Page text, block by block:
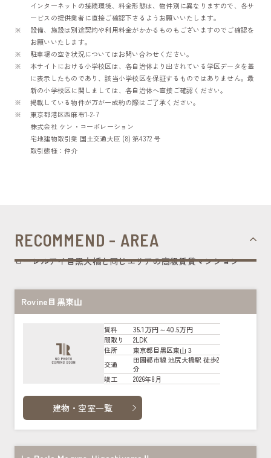
インターネットの接続環境、料金形態は、物件別に異なりますので、各サ
ービスの提供業者に直接ご確認下さるようお願いいたします。
設備、施設は別途契約や利用料金がかかるものもございますのでご確認を
お願いいたします。
駐車場の空き状況についてはお問い合わせください。
本サイトにおける小学校区は、各自治体より出されている学区データを基
に表示したものであり、該当小学校区を保証するものではありません。最
新の小学校区に関しましては、各自治体へ直接ご確認ください。
掲載している物件が万が一成約の際はご了承ください。
東京都港区西麻布1-2-7
株式会社 ケン・コーポレーション
宅地建物取引業 国土交通大臣 (8) 第4372 号
取引態様：仲介
RECOMMEND - AREA
ローレルアイ目黒大橋と同じエリアの高級賃貸マンション
Rovine目黒東山
賃料 35.1万円～40.5万円
間取り
2LDK
住所
東京都目黒区東山３
交通
田園都市線 池尻大橋駅 徒歩2
分
竣工
2026年8月
建物・空室一覧